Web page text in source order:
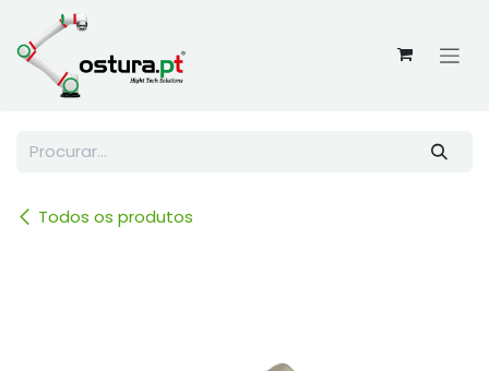
Skip to Content
Todos os produtos